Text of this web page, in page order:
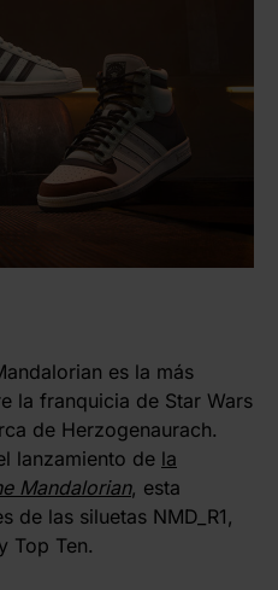
es la más
la franquicia de Star Wars
de Herzogenaurach.
lanzamiento de la
Mandalorian, esta
de las siluetas NMD_R1,
Top Ten.